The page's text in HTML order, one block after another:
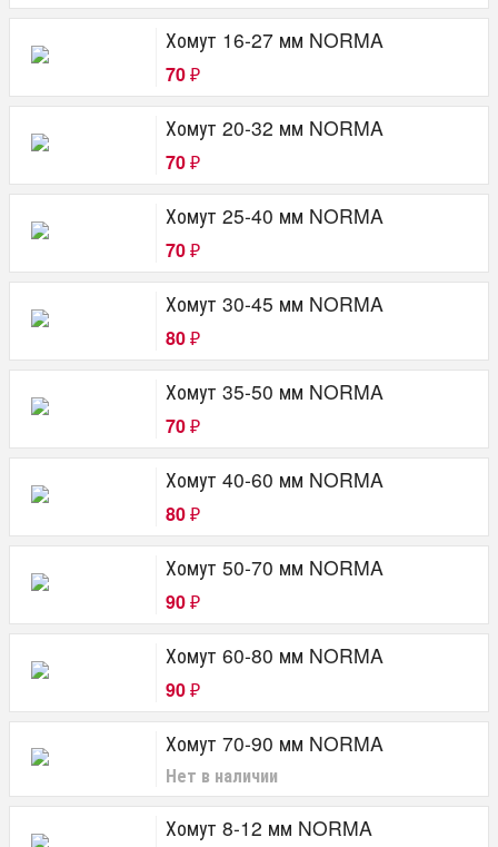
Хомут 16-27 мм NORMA
70 ₽
Хомут 20-32 мм NORMA
70 ₽
Хомут 25-40 мм NORMA
70 ₽
Хомут 30-45 мм NORMA
80 ₽
Хомут 35-50 мм NORMA
70 ₽
Хомут 40-60 мм NORMA
80 ₽
Хомут 50-70 мм NORMA
90 ₽
Хомут 60-80 мм NORMA
90 ₽
Хомут 70-90 мм NORMA
Нет в наличии
Хомут 8-12 мм NORMA